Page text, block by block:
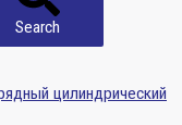
Search